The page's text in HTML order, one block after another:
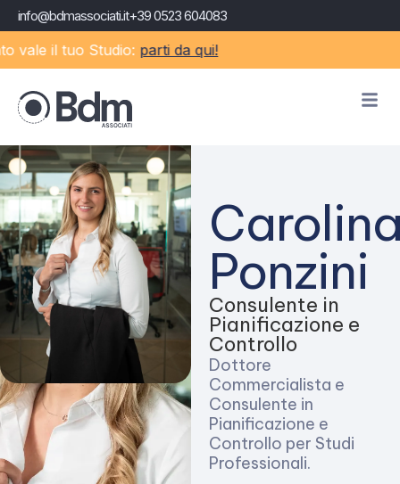
info@bdmassociati.it+39 0523 604083
vale il tuo Studio:parti da qui!
Ponzini
Consulente in
Pianificazione e
Controllo
Dottore
Commercialista e
Consulente in
Pianificazione e
Controllo per Studi
Professionali.